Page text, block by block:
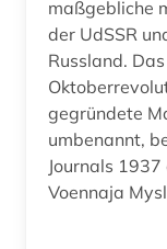
wales (1)
maßgebliche
der UdSSR
Russland.
gegründete
umbenannt,
Journals
Voennaja